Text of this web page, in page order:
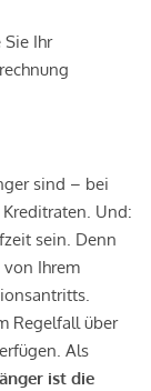
Ihr
sind – bei
Und:
sein. Denn
von Ihrem
Regelfall über
Als
ist die